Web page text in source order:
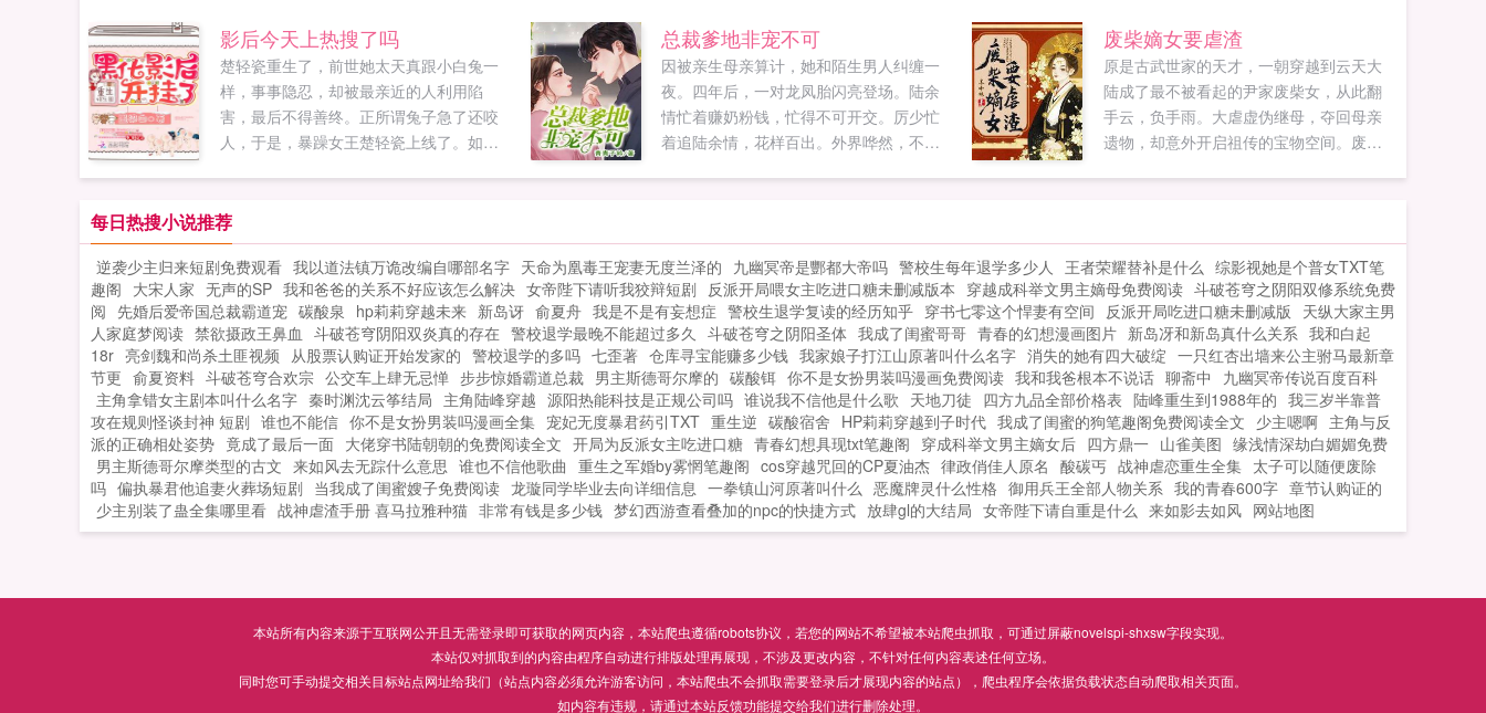
身抗核弹！精神属性拉满，梦境入侵，潜
意识植入，思维控制注本书走从国从军路
线。导读第363章肉身音第426章强相互作
用力材料第639章可控核聚变技术第688章
舰载天基武器。...
上人生巅峰。...
影后今天上热搜了吗
楚轻瓷重生了，前世她太天真跟小白兔一
样，事事隐忍，却被最亲近的人利用陷
害，最后不得善终。正所谓兔子急了还咬
人，于是，暴躁女王楚轻瓷上线了。如同
命。自打遇上了宇宙第一直男乔影帝之
后，怀疑人生的人却变成了她？？？恶龙
咆哮的楚小花我只想和你谈恋爱，你却想
和我谈演技？？？影帝弱小无助可怜我罩
的小花好像比我厉害，肿么办？...
总裁爹地非宠不可
因被亲生母亲算计，她和陌生男人纠缠一
夜。四年后，一对龙凤胎闪亮登场。陆余
情忙着赚奶粉钱，忙得不可开交。厉少忙
着追陆余情，花样百出。外界哗然，不是
们生三个弟弟妹妹！陆余情吓得魂不附
体，连夜潜逃。厉少将人拦了回来，如今
外界都知道，你要给我生三个娃，得坐实
了这个传闻。陆余情欲哭无泪，从此夜夜
笙歌，不消停。...
废柴嫡女要虐渣
原是古武世家的天才，一朝穿越到云天大
陆成了最不被看起的尹家废柴女，从此翻
手云，负手雨。大虐虚伪继母，夺回母亲
遗物，却意外开启祖传的宝物空间。废柴
的她同样要成为最强的人！...
每日热搜小说推荐
逆袭少主归来短剧免费观看 我以道法镇万诡改编自哪部名字 天命为凰毒王宠妻无度兰泽的 九幽冥帝是酆都大帝吗 警校生每年退学多少人 王者荣耀替补是什么 综影视她是个普女TXT笔
趣阁 大宋人家 无声的SP 我和爸爸的关系不好应该怎么解决 女帝陛下请听我狡辩短剧 反派开局喂女主吃进口糖未删减版本 穿越成科举文男主嫡母免费阅读 斗破苍穹之阴阳双修系统免费
阅 先婚后爱帝国总裁霸道宠 碳酸泉 hp莉莉穿越未来 新岛讶 俞夏舟 我是不是有妄想症 警校生退学复读的经历知乎 穿书七零这个悍妻有空间 反派开局吃进口糖未删减版 天纵大家主男
人家庭梦阅读 禁欲摄政王鼻血 斗破苍穹阴阳双炎真的存在 警校退学最晚不能超过多久 斗破苍穹之阴阳圣体 我成了闺蜜哥哥 青春的幻想漫画图片 新岛冴和新岛真什么关系 我和白起
18r 亮剑魏和尚杀土匪视频 从股票认购证开始发家的 警校退学的多吗 七歪著 仓库寻宝能赚多少钱 我家娘子打江山原著叫什么名字 消失的她有四大破绽 一只红杏出墙来公主驸马最新章
节更 俞夏资料 斗破苍穹合欢宗 公交车上肆无忌惮 步步惊婚霸道总裁 男主斯德哥尔摩的 碳酸铒 你不是女扮男装吗漫画免费阅读 我和我爸根本不说话 聊斋中
九幽冥帝传说百度百科
主角拿错女主剧本叫什么名字 秦时渊沈云筝结局 主角陆峰穿越 源阳热能科技是正规公司吗 谁说我不信他是什么歌 天地刀徒 四方九品全部价格表 陆峰重生到1988年的 我三岁半靠普
攻在规则怪谈封神 短剧 谁也不能信 你不是女扮男装吗漫画全集 宠妃无度暴君药引TXT 重生逆 碳酸宿舍 HP莉莉穿越到子时代 我成了闺蜜的狗笔趣阁免费阅读全文 少主嗯啊 主角与反
派的正确相处姿势 竟成了最后一面 大佬穿书陆朝朝的免费阅读全文 开局为反派女主吃进口糖 青春幻想具现txt笔趣阁 穿成科举文男主嫡女后 四方鼎一 山雀美图 缘浅情深劫白媚媚免费
男主斯德哥尔摩类型的古文 来如风去无踪什么意思 谁也不信他歌曲 重生之军婚by雾惘笔趣阁 cos穿越咒回的CP夏油杰 律政俏佳人原名 酸碳丐 战神虐恋重生全集 太子可以随便废除
吗 偏执暴君他追妻火葬场短剧 当我成了闺蜜嫂子免费阅读 龙璇同学毕业去向详细信息 一拳镇山河原著叫什么 恶魔牌灵什么性格 御用兵王全部人物关系 我的青春600字 章节认购证的
少主别装了蛊全集哪里看 战神虐渣手册 喜马拉雅种猫 非常有钱是多少钱 梦幻西游查看叠加的npc的快捷方式 放肆gl的大结局 女帝陛下请自重是什么 来如影去如风 网站地图
本站所有内容来源于互联网公开且无需登录即可获取的网页内容，本站爬虫遵循robots协议，若您的网站不希望被本站爬虫抓取，可通过屏蔽novelspi-shxsw字段实现。
本站仅对抓取到的内容由程序自动进行排版处理再展现，不涉及更改内容，不针对任何内容表述任何立场。
同时您可手动提交相关目标站点网址给我们（站点内容必须允许游客访问，本站爬虫不会抓取需要登录后才展现内容的站点），爬虫程序会依据负载状态自动爬取相关页面。
如内容有违规，请通过本站反馈功能提交给我们进行删除处理。